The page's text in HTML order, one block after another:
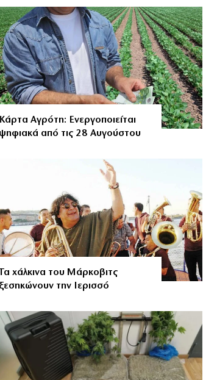
Κάρτα Αγρότη: Ενεργοποιείται
ψηφιακά από τις 28 Αυγούστου
χάλκινα του Μάρκοβιτς
ξεσηκώνουν την Ιερισσό